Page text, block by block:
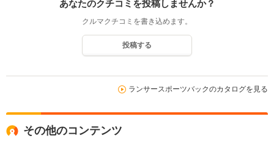
あなたのクチコミを投稿しませんか？
クルマクチコミを書き込めます。
投稿する
ランサースポーツバックのカタログを見る
その他のコンテンツ